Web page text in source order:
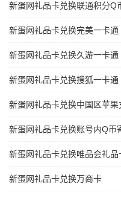
新蛋网礼品卡兑换联通积分Q
新蛋网礼品卡兑换完美一卡通
新蛋网礼品卡兑换久游一卡通
新蛋网礼品卡兑换搜狐一卡通
新蛋网礼品卡兑换中国区苹果
新蛋网礼品卡兑换账号内Q币
新蛋网礼品卡兑换唯品会礼品
新蛋网礼品卡兑换万商卡